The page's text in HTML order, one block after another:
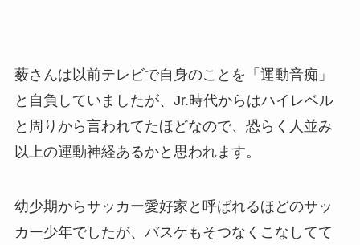
薮さんは以前テレビで自身のことを「運動音痴」
と自負していましたが、Jr.時代からはハイレベル
と周りから言われてたほどなので、恐らく人並み
以上の運動神経あるかと思われます。
幼少期からサッカー愛好家と呼ばれるほどのサッ
カー少年でしたが、バスケもそつなくこなしてて